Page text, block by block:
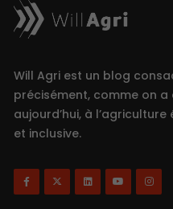
Will Agri est un blog
précisément, comme on
aujourd’hui, à
et inclusive.